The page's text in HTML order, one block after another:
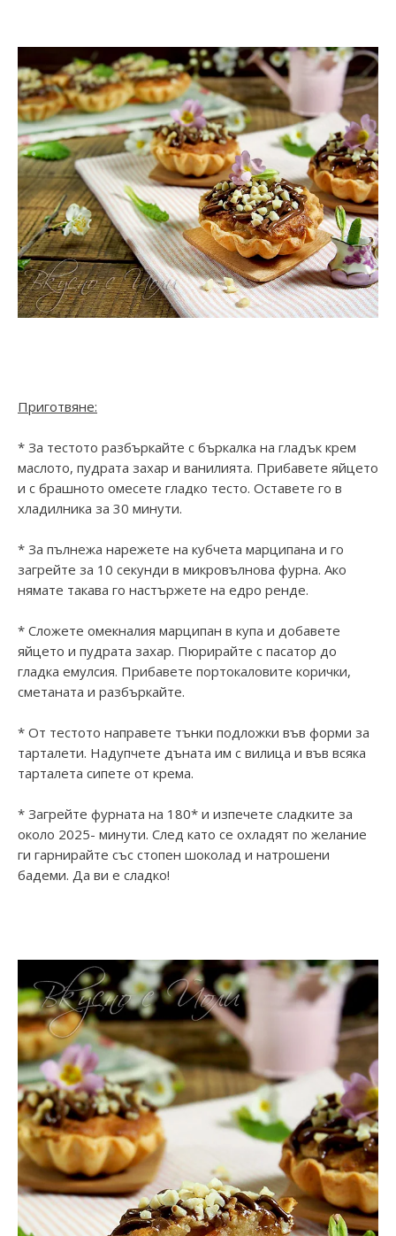
Приготвяне:
* За тестото разбъркайте с бъркалка на гладък крем
маслото, пудрата захар и ванилията. Прибавете яйцето
и с брашното омесете гладко тесто. Оставете го в
хладилника за 30 минути.
* За пълнежа нарежете на кубчета марципана и го
загрейте за 10 секунди в микровълнова фурна. Ако
нямате такава го настържете на едро ренде.
* Сложете омекналия марципан в купа и добавете
яйцето и пудрата захар. Пюрирайте с пасатор до
гладка емулсия. Прибавете портокаловите корички,
сметаната и разбъркайте.
* От тестото направете тънки подложки във форми за
тарталети. Надупчете дъната им с вилица и във всяка
тарталета сипете от крема.
* Загрейте фурната на 180* и изпечете сладките за
около 2025- минути. След като се охладят по желание
ги гарнирайте със стопен шоколад и натрошени
бадеми. Да ви е сладко!